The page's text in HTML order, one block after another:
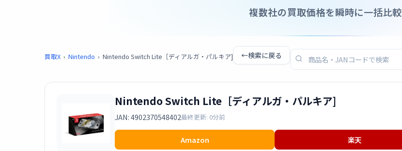
複数社の買取価格を瞬時に一括比較
買取X › Nintendo › Nintendo Switch Lite［ディアルガ・パルキア] ←検索に戻る
Nintendo Switch Lite［ディアルガ・パルキア]
JAN: 4902370548402最終更新: 0分前
Amazon 楽天